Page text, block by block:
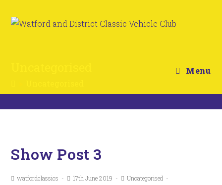
Menu
Show Post 3
watfordclassics 17th June 2019
Uncategorised